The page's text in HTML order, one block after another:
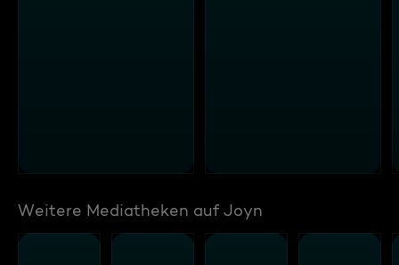
Weitere Mediatheken auf Joyn